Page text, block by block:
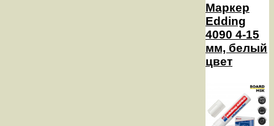
Маркер
Edding
4090 4-15
мм, белый
цвет